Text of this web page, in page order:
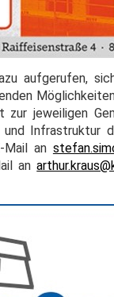
aufgerufen,
jeweiligen
und Infrastruktur
Mail an
an